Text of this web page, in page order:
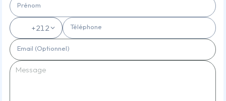
Prénom
+212 Téléphone
Email (Optionnel)